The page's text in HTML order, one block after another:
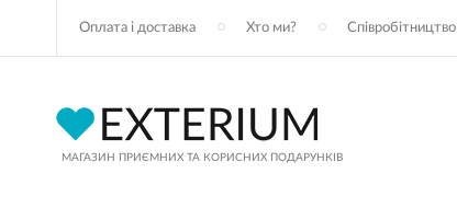
Оплата і доставка Хто ми? Співробітництво
МАГАЗИН ПРИЄМНИХ ТА КОРИСНИХ ПОДАРУНКІВ